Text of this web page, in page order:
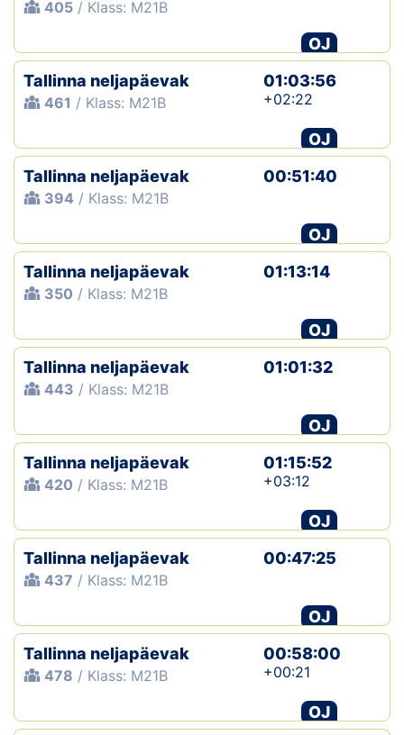
405 / Klass: M21B
OJ
Tallinna neljapäevak
461 / Klass: M21B
01:03:56
+02:22
OJ
Tallinna neljapäevak
394 / Klass: M21B
00:51:40
OJ
Tallinna neljapäevak
350 / Klass: M21B
01:13:14
OJ
Tallinna neljapäevak
443 / Klass: M21B
01:01:32
OJ
Tallinna neljapäevak
420 / Klass: M21B
01:15:52
+03:12
OJ
Tallinna neljapäevak
437 / Klass: M21B
00:47:25
OJ
Tallinna neljapäevak
478 / Klass: M21B
00:58:00
+00:21
OJ